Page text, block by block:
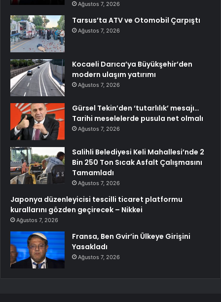
Ağustos 7, 2026
Tarsus’ta ATV ve Otomobil Çarpıştı
Ağustos 7, 2026
Kocaeli Darıca’ya Büyükşehir’den
modern ulaşım yatırımı
Ağustos 7, 2026
Gürsel Tekin’den ‘tutarlılık’ mesajı…
Tarihi meselelerde pusula net olmalı
Ağustos 7, 2026
Salihli Belediyesi Keli Mahallesi’nde 2
Bin 250 Ton Sıcak Asfalt Çalışmasını
Tamamladı
Ağustos 7, 2026
Japonya düzenleyicisi tescilli ticaret platformu
kurallarını gözden geçirecek – Nikkei
Ağustos 7, 2026
Fransa, Ben Gvir’in Ülkeye Girişini
Yasakladı
Ağustos 7, 2026